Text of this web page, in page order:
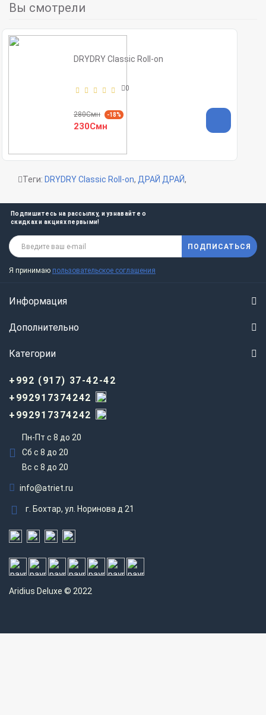
Вы смотрели
DRYDRY Classic Roll-on
0
280Смн -18%
230Смн
Теги: DRYDRY Classic Roll-on, ДРАЙ ДРАЙ,
Подпишитесь на рассылку, и узнавайте о
скидках и акциях первыми!
ПОДПИСАТЬСЯ
Я принимаю пользовательское соглашения
Информация
Дополнительно
Категории
+992 (917) 37-42-42
+992917374242
+992917374242
Пн-Пт с 8 до 20
Сб с 8 до 20
Вс c 8 до 20
info@atriet.ru
г. Бохтар, ул. Норинова д 21
Aridius Deluxe © 2022